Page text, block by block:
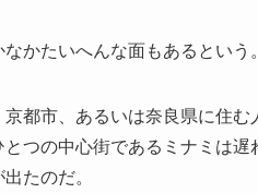
かたいへんな面もあるという。
都市、あるいは奈良県に住む
つの中心街であるミナミは遅
たのだ。